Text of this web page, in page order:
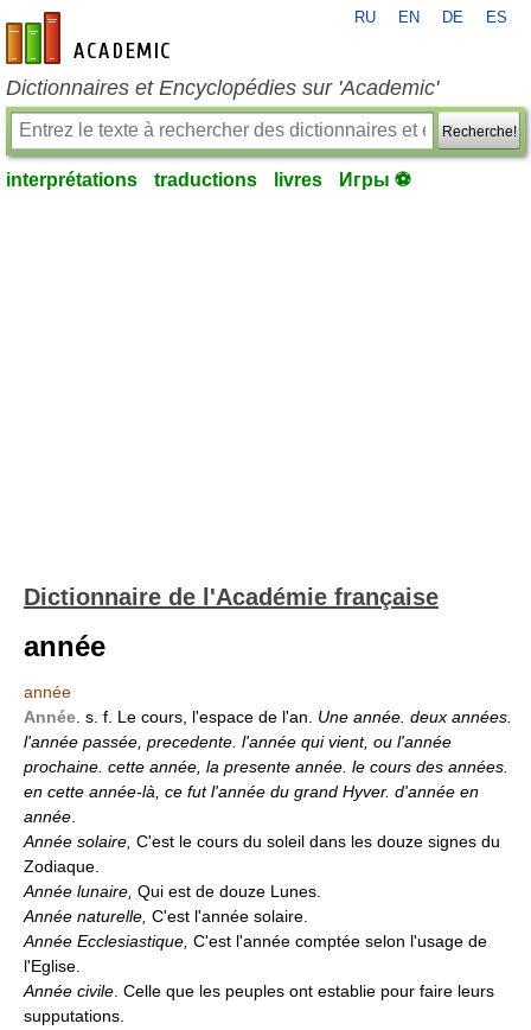
fr-academic.com
RU EN DE ES
Dictionnaires et Encyclopédies sur 'Academic'
Recherche!
interprétations traductions livres Игры ⚽
Dictionnaire de l'Académie française
année
année
Année . s. f. Le cours, l'espace de l'an. Une année. deux années.
l'année passée, precedente. l'année qui vient, ou l'année
prochaine. cette année, la presente année. le cours des années.
en cette année-là, ce fut l'année du grand Hyver. d'année en
année
Année solaire, C'est le cours du soleil dans les douze signes du
Zodiaque.
Année lunaire, Qui est de douze Lunes.
Année naturelle, C'est l'année solaire.
Année Ecclesiastique, C'est l'année comptée selon l'usage de
l'Eglise.
Année civile . Celle que les peuples ont establie pour faire leurs
supputations.